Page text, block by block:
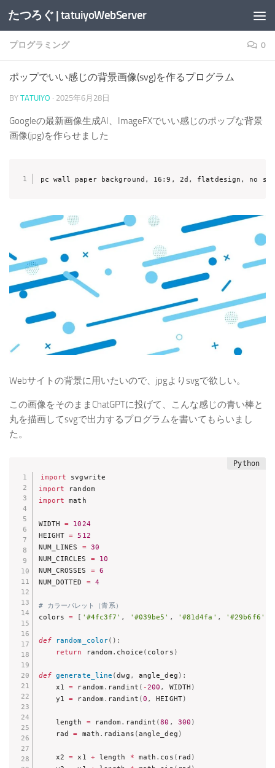
コンテンツへスキップ
たつろぐ | tatuiyoWebServer
プログラミング 0
ポップでいい感じの背景画像(svg)を作るプログラム
BY TATUIYO · 2025年6月28日
Googleの最新画像生成AI、ImageFXでいい感じのポップな背景
画像(jpg)を作らせました
pc wall paper background, 16:9, 2d, flatdesign, no
Webサイトの背景に用いたいので、jpgよりsvgで欲しい。
この画像をそのままChatGPTに投げて、こんな感じの青い棒と
丸を描画してsvgで出力するプログラムを書いてもらいまし
た。
import
import
random
import math
WIDTH = 1024
HEIGHT = 512
NUM_LINES = 30
NUM_CIRCLES = 10
NUM_CROSSES = 6
NUM_DOTTED = 4
# カラーパレット（青系）
colors = [ '#4fc3f7' , '#039be5' , '#81d4fa' , '#29b6f6'
def random_color( ) :
return
random. choice ( colors )
def generate_line (dwg , angle_deg ) :
    x1
= random. randint ( -200 , WIDTH )
    y1
= random. randint (0 , HEIGHT)
    length
= random. randint (80 , 300 )
    rad
= math . radians (angle_deg )
    x2
= x1 + length * math . cos ( rad )